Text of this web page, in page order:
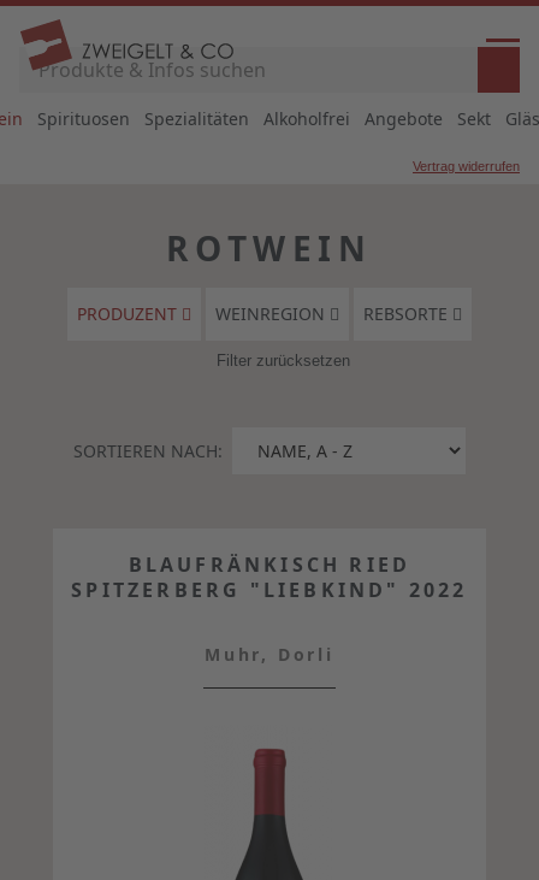
Spirituosen Spezialitäten Alkoholfrei Angebote Sekt
Vertrag widerrufen
ROTWEIN
PRODUZENT WEINREGION REBSORTE
Filter zurücksetzen
SORTIEREN NACH:
BLAUFRÄNKISCH RIED
SPITZERBERG "LIEBKIND" 2022
Muhr, Dorli